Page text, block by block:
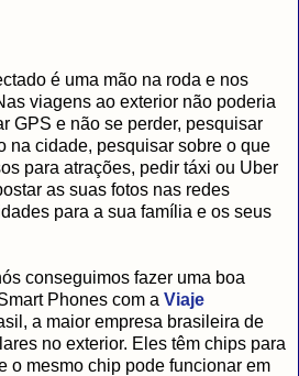
é uma mão na roda e nos
viagens ao exterior não poderia
GPS e não se perder, pesquisar
na cidade, pesquisar sobre o que
para atrações, pedir táxi ou Uber
as suas fotos nas redes
para a sua família e os seus
conseguimos fazer uma boa
Phones com a Viaje
a maior empresa brasileira de
no exterior. Eles têm chips para
o mesmo chip pode funcionar em